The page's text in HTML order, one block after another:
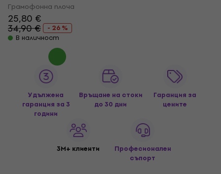
Грамофонна плоча
25,80 €
34,90 €
- 26 %
В наличност
Удължена
гаранция за 3
години
Връщане на стоки
до 30 дни
Гаранция за
цените
3M+ клиенти
Професионален
съпорт